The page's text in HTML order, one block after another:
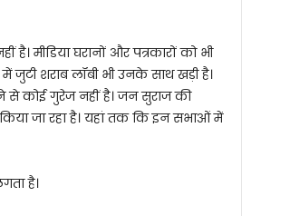
मीडिया घरानों और पत्रकारों को भी
जुटी शराब लॉबी भी उनके साथ खड़ी है।
से कोई गुरेज नहीं है। जन सुराज की
जा रहा है। यहां तक कि इन सभाओं में
है।